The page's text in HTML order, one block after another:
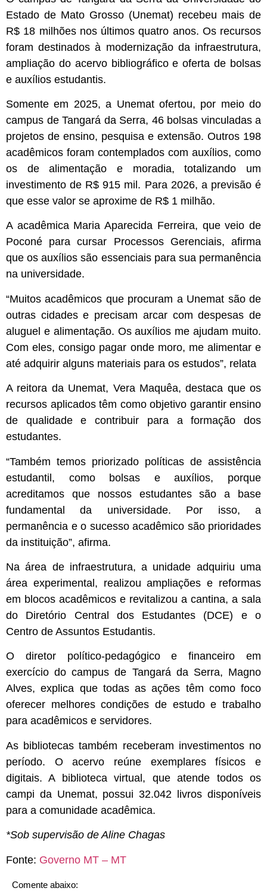
Estado de Mato Grosso (Unemat) recebeu mais de
R$ 18 milhões nos últimos quatro anos. Os recursos
foram destinados à modernização da infraestrutura,
ampliação do acervo bibliográfico e oferta de bolsas
e auxílios estudantis.
Somente em 2025, a Unemat ofertou, por meio do
campus de Tangará da Serra, 46 bolsas vinculadas a
projetos de ensino, pesquisa e extensão. Outros 198
acadêmicos foram contemplados com auxílios, como
os de alimentação e moradia, totalizando um
investimento de R$ 915 mil. Para 2026, a previsão é
que esse valor se aproxime de R$ 1 milhão.
A acadêmica Maria Aparecida Ferreira, que veio de
Poconé para cursar Processos Gerenciais, afirma
que os auxílios são essenciais para sua permanência
na universidade.
“Muitos acadêmicos que procuram a Unemat são de
outras cidades e precisam arcar com despesas de
aluguel e alimentação. Os auxílios me ajudam muito.
Com eles, consigo pagar onde moro, me alimentar e
até adquirir alguns materiais para os estudos”, relata
A reitora da Unemat, Vera Maquêa, destaca que os
recursos aplicados têm como objetivo garantir ensino
de qualidade e contribuir para a formação dos
estudantes.
“Também temos priorizado políticas de assistência
estudantil, como bolsas e auxílios, porque
acreditamos que nossos estudantes são a base
fundamental da universidade. Por isso, a
permanência e o sucesso acadêmico são prioridades
da instituição”, afirma.
Na área de infraestrutura, a unidade adquiriu uma
área experimental, realizou ampliações e reformas
em blocos acadêmicos e revitalizou a cantina, a sala
do Diretório Central dos Estudantes (DCE) e o
Centro de Assuntos Estudantis.
O diretor político-pedagógico e financeiro em
exercício do campus de Tangará da Serra, Magno
Alves, explica que todas as ações têm como foco
oferecer melhores condições de estudo e trabalho
para acadêmicos e servidores.
As bibliotecas também receberam investimentos no
período. O acervo reúne exemplares físicos e
digitais. A biblioteca virtual, que atende todos os
campi da Unemat, possui 32.042 livros disponíveis
para a comunidade acadêmica.
*Sob supervisão de Aline Chagas
Fonte: Governo MT – MT
Comente abaixo: